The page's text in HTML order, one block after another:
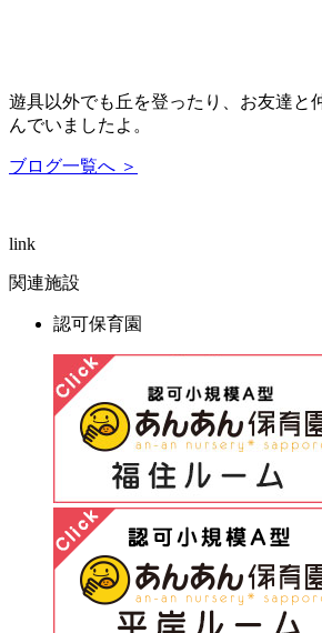
遊具以外でも丘を登ったり、お友達と
んでいましたよ。
ブログ一覧へ ＞
link
関連施設
認可保育園